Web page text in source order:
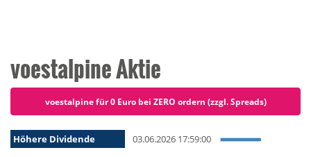
voestalpine Aktie
voestalpine für 0 Euro bei ZERO ordern (zzgl. Spreads)
Höhere Dividende 03.06.2026 17:59:00